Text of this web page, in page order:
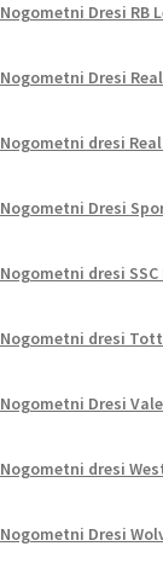
Nogometni Dresi RB
Nogometni Dresi
Nogometni dresi
Nogometni Dresi
Nogometni dresi
Nogometni dresi
Nogometni Dresi
Nogometni dresi
Nogometni Dresi